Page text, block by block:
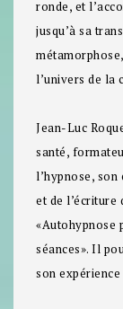
ronde, et
jusqu’à sa
l’univers de la
Jean-Luc
santé,
l’hypnose,
et de l’écriture
«Autohypnose
séances». Il
son expérience